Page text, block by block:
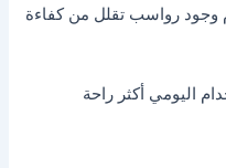
وجود رواسب تقلل من كفاءة
اليومي أكثر راحة